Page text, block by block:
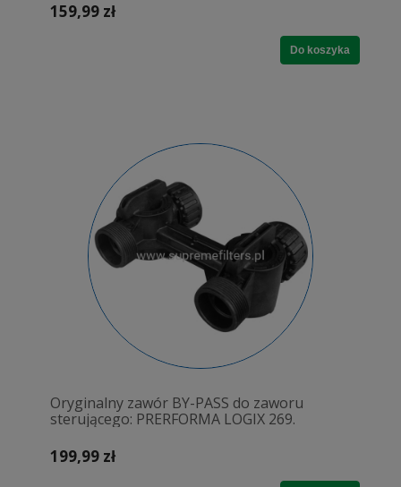
159,99 zł
Do koszyka
Oryginalny zawór BY-PASS do zaworu
sterującego: PRERFORMA LOGIX 269.
199,99 zł